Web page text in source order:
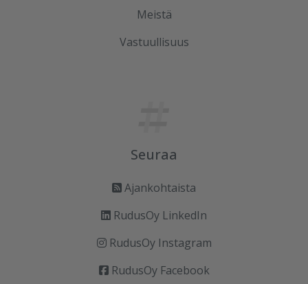
Meistä
Vastuullisuus
Seuraa
Ajankohtaista
RudusOy LinkedIn
RudusOy Instagram
RudusOy Facebook